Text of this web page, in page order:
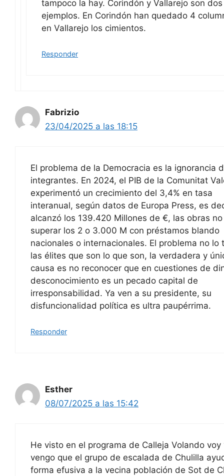
tampoco la hay. Corindón y Vallarejo son dos
ejemplos. En Corindón han quedado 4
en Vallarejo los cimientos.
Responder
Fabrizio
23/04/2025 a las 18:15
El problema de la Democracia es la ignorancia
integrantes. En 2024, el PIB de la Comunitat
experimentó un crecimiento del 3,4% en tasa
interanual, según datos de Europa Press, es
alcanzó los 139.420 Millones de €, las obras
superar los 2 o 3.000 M con préstamos blando
nacionales o internacionales. El problema no lo
las élites que son lo que son, la verdadera y
causa es no reconocer que en cuestiones de
desconocimiento es un pecado capital de
irresponsabilidad. Ya ven a su presidente, su
disfuncionalidad política es ultra paupérrima.
Responder
Esther
08/07/2025 a las 15:42
He visto en el programa de Calleja Volando voy
vengo que el grupo de escalada de Chulilla
forma efusiva a la vecina población de Sot de